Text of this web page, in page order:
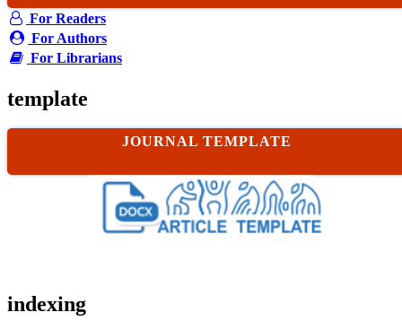
For Readers
For Authors
For Librarians
template
JOURNAL TEMPLATE
indexing